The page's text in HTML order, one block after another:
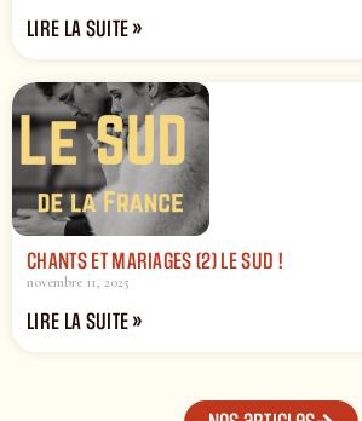
LIRE LA SUITE »
CHANTS ET MARIAGES (2) LE SUD !
novembre 11, 2025
LIRE LA SUITE »